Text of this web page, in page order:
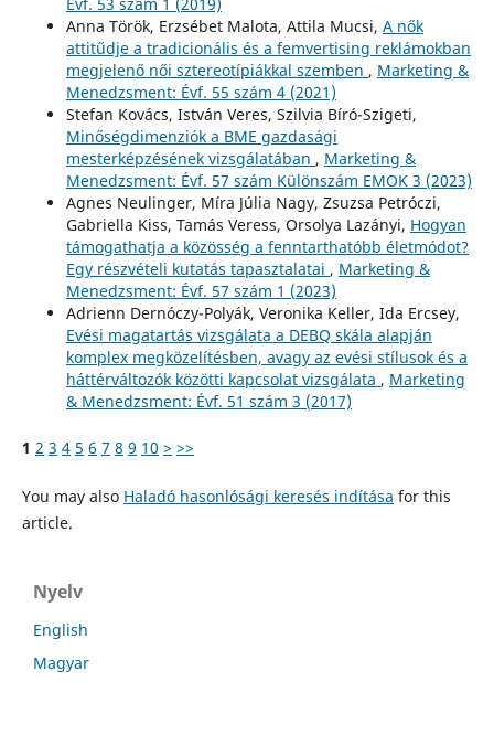
Anna Török, Erzsébet Malota, Attila Mucsi, A nők
attitűdje a tradicionális és a femvertising reklámokban
megjelenő női sztereotípiákkal szemben , Marketing &
Menedzsment: Évf. 55 szám 4 (2021)
Stefan Kovács, István Veres, Szilvia Bíró-Szigeti,
Minőségdimenziók a BME gazdasági
mesterképzésének vizsgálatában , Marketing &
Menedzsment: Évf. 57 szám Különszám EMOK 3 (2023)
Agnes Neulinger, Míra Júlia Nagy, Zsuzsa Petróczi,
Gabriella Kiss, Tamás Veress, Orsolya Lazányi, Hogyan
támogathatja a közösség a fenntarthatóbb életmódot?
Egy részvételi kutatás tapasztalatai , Marketing &
Menedzsment: Évf. 57 szám 1 (2023)
Adrienn Dernóczy-Polyák, Veronika Keller, Ida Ercsey,
Evési magatartás vizsgálata a DEBQ skála alapján
komplex megközelítésben, avagy az evési stílusok és a
háttérváltozók közötti kapcsolat vizsgálata , Marketing
& Menedzsment: Évf. 51 szám 3 (2017)
1 2 3 4 5 6 7 8 9 10 > >>
You may also Haladó hasonlósági keresés indítása for this
article.
Nyelv
English
Magyar